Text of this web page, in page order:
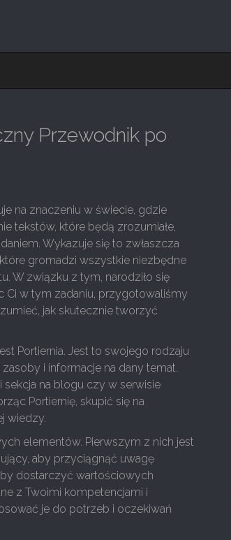
Przewodnik po
na znaczeniu w świecie, gdzie
tekstów, które będą zrozumiałe,
Wykazuje się to zwłaszcza
gromadzi wszystkie niezbędne
W związku z tym, narodziło się
Ci w tym zadaniu, przygotowaliśmy
jak skutecznie tworzyć
Portiernia. Jest to swojego rodzaju
i informacje na dany temat.
sekcja na blogu czy w serwisie
Portiernię, skupić się na
wiedzy.
elementów. Pierwszym z nich jest
aby przyciągnąć uwagę
dostarczyć wartościowych
z Twoimi kompetencjami i
je do potrzeb i oczekiwań